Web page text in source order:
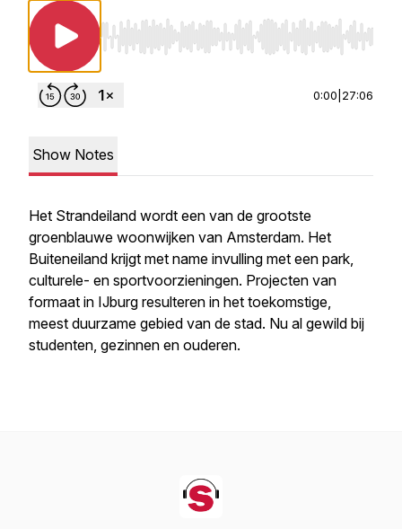
Use Left/Right to seek, Home/End to jump
0:00 27:06
Show Notes
Het Strandeiland wordt een van de grootste
groenblauwe woonwijken van Amsterdam. Het
Buiteneiland krijgt met name invulling met een park,
culturele- en sportvoorzieningen. Projecten van
formaat in IJburg resulteren in het toekomstige,
meest duurzame gebied van de stad. Nu al gewild bij
studenten, gezinnen en ouderen.